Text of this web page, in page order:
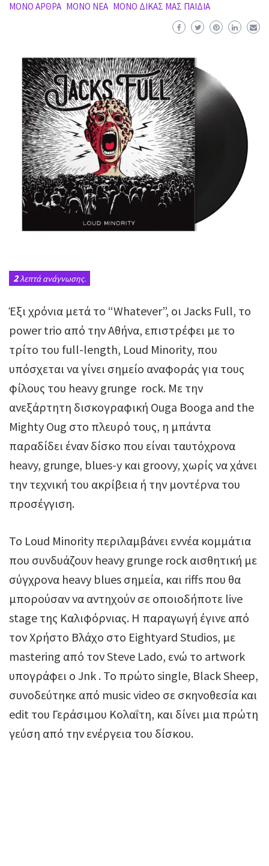
MΌΝΟ ΆΡΘΡΑ MΌΝΟ ΝΈΑ ΜΌΝΟ ΔΙΚΆΣ ΜΑΣ ΠΑΙΔΙΆ
2λεπτά ανάγνωσης.
Έξι χρόνια μετά το “Whatever”, οι Jacks Full, το
power trio από την Αθήνα, επιστρέφει με το
τρίτο του full-length, Loud Minority, που
υπόσχεται να γίνει σημείο αναφοράς για τους
φίλους του heavy grunge rock. Με την
ανεξάρτητη δισκογραφική Ouga Booga and the
Mighty Oug στο πλευρό τους, η μπάντα
παραδίδει έναν δίσκο που είναι ταυτόχρονα
heavy, grunge, blues-y και groovy, χωρίς να χάνει
την τεχνική του ακρίβεια ή την μοντέρνα του
προσέγγιση.
Το Loud Minority περιλαμβάνει εννέα κομμάτια
που συνδυάζουν heavy grunge rock αισθητική με
σύγχρονα heavy blues σημεία, και riffs που θα
μπορούσαν να αντηχούν σε οποιοδήποτε live
stage της Καλιφόρνιας. Η παραγωγή έγινε από
τον Χρήστο Βλάχο στο Eightyard Studios, με
mastering από τον Steve Lado, ενώ το artwork
υπογράφει ο Jnk . Το πρώτο single, Black Sheep,
συνοδεύτηκε από music video σε σκηνοθεσία και
edit του Γεράσιμου Κολαΐτη, και δίνει μια πρώτη
γεύση από την ενέργεια του δίσκου.